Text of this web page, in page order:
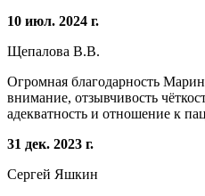
10 июл. 2024 г.
Щепалова В.В.
Огромная благодарность
внимание, отзывчивость
адекватность и отношение к
31 дек. 2023 г.
Сергей Яшкин